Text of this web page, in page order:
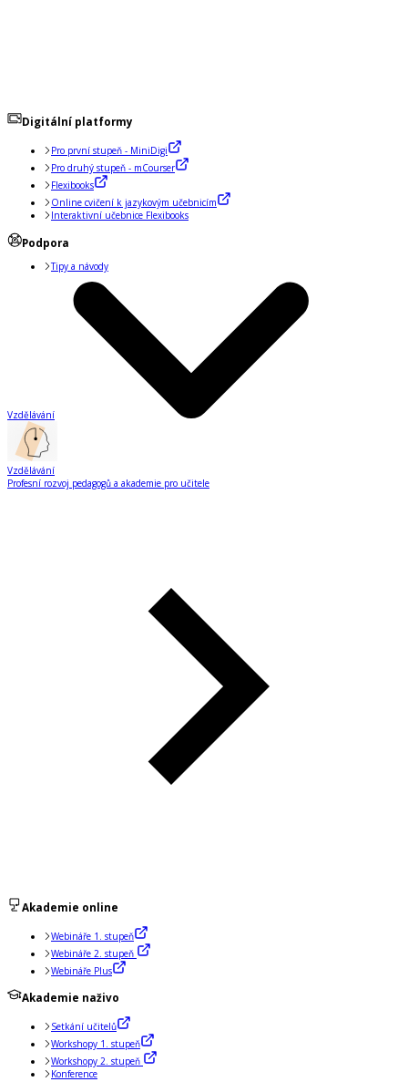
Digitální platformy
Pro první stupeň - MiniDigi
Pro druhý stupeň - mCourser
Flexibooks
Online cvičení k jazykovým učebnicím
Interaktivní učebnice Flexibooks
Podpora
Tipy a návody
Vzdělávání
Vzdělávání
Profesní rozvoj pedagogů a akademie pro učitele
Akademie online
Webináře 1. stupeň
Webináře 2. stupeň
Webináře Plus
Akademie naživo
Setkání učitelů
Workshopy 1. stupeň
Workshopy 2. stupeň
Konference